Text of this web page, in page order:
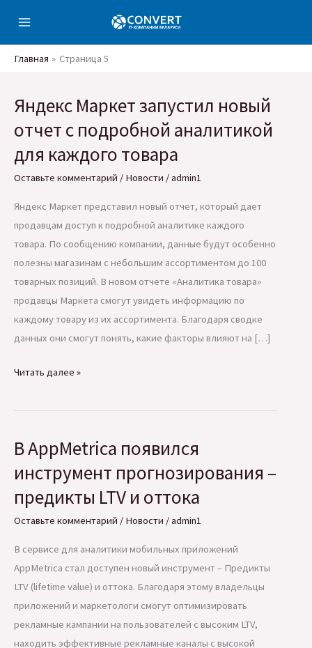
содержимому
Главная
Страница 5
Яндекс Маркет запустил новый
отчет с подробной аналитикой
для каждого товара
Оставьте комментарий / Новости /admin1
Яндекс Маркет представил новый отчет, который дает
продавцам доступ к подробной аналитике каждого
товара. По сообщению компании, данные будут особенно
полезны магазинам с небольшим ассортиментом до 100
товарных позиций. В новом отчете «Аналитика товара»
продавцы Маркета смогут увидеть информацию по
каждому товару из их ассортимента. Благодаря сводке
данных они смогут понять, какие факторы влияют на […]
Яндекс
запустил
отчет
подробной
аналитикой
для
Читать далее »
В AppMetrica появился
инструмент прогнозирования –
предикты LTV и оттока
Оставьте комментарий / Новости /admin1
В сервисе для аналитики мобильных приложений
AppMetrica стал доступен новый инструмент – Предикты
LTV (lifetime value) и оттока. Благодаря этому владельцы
приложений и маркетологи смогут оптимизировать
рекламные кампании на пользователей с высоким LTV,
находить эффективные рекламные каналы с высокой